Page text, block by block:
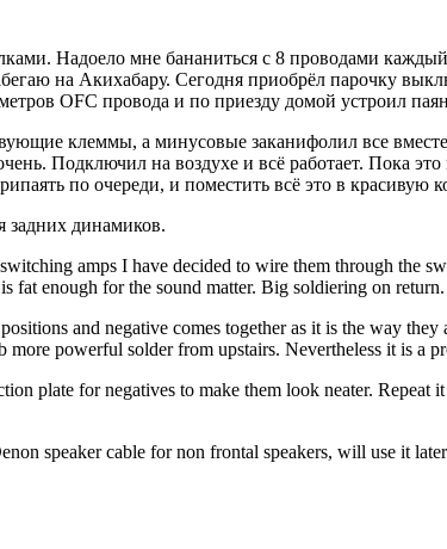
Надоело мне бананиться с 8 проводами
на Акихабару. Сегодня приобрёл парочку
OFC провода и по приезду домой устроил
клеммы, а минусовые заканифолил все
Подключил на воздухе и всё работает. Пока
по очереди, и поместить всё это в
задних динамиков.
amps I have decided to wire them through the
fat enough for the sound matter. Big soldiering on return.
and negative comes together as it is the way
more powerful solder from upstairs. Nevertheless it is a
plate for negatives to make them look neater.
speaker cable for non frontal speakers, will use it